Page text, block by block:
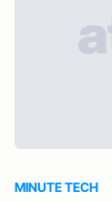
MINUTE TECH